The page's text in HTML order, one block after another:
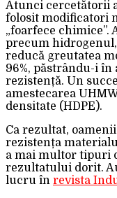
Atunci cercetătorii
folosit modificatori
„foarfece chimice”.
precum
reducă greutatea
96%, păstrându-i
rezistență. Un
amestecarea
densitate (HDPE).
Ca rezultat,
rezistența
a mai multor tipuri
rezultatului dorit.
lucru în revista